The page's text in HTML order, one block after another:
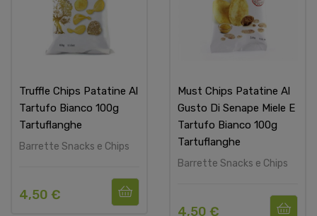
Truffle Chips Patatine Al
Tartufo Bianco 100g
Tartuflanghe
Barrette Snacks e Chips
4,50 €
Must Chips Patatine Al
Gusto Di Senape Miele E
Tartufo Bianco 100g
Tartuflanghe
Barrette Snacks e Chips
4,50 €